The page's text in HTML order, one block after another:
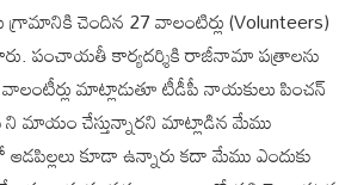
చెందిన 27 వాలంటిర్లు (Volunteers)
పంచాయతీ కార్యదర్శికి రాజీనామా పత్రాలను
మాట్లాడుతూ టీడీపీ నాయకులు పించన్
ని మాయం చేస్తున్నారని మాట్లాడిన మేము
కూడా ఉన్నారు కదా మేము ఎందుకు